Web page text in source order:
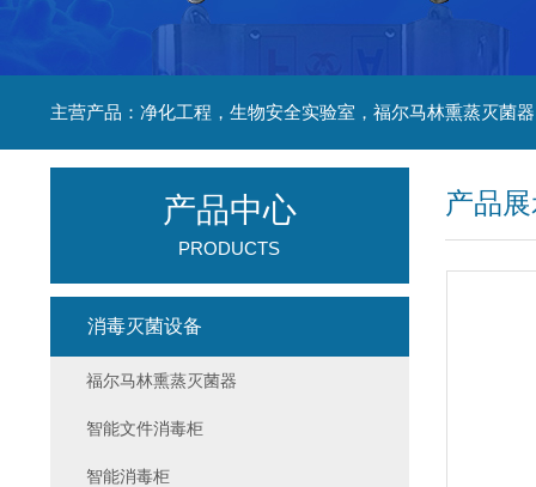
产品
产品中心
PRODUCTS
消毒灭菌设备
福尔马林熏蒸灭菌器
智能文件消毒柜
智能消毒柜